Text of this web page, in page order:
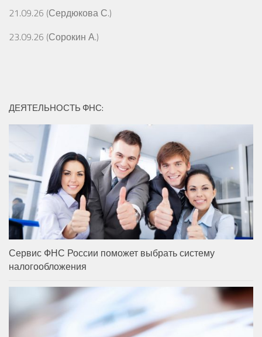
21.09.26 (Сердюкова С.)
23.09.26 (Сорокин А.)
ДЕЯТЕЛЬНОСТЬ ФНС:
Сервис ФНС России поможет выбрать систему
налогообложения